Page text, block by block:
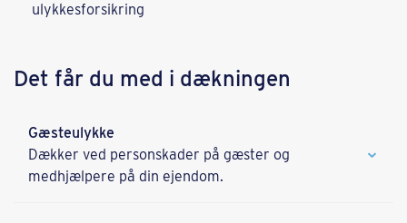
ulykkesforsikring
Det får du med i dækningen
Gæsteulykke
Dækker ved personskader på gæster og
medhjælpere på din ejendom.